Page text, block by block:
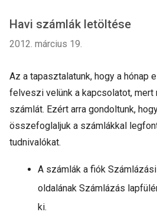
Havi számlák letöltése
2012. március 19.
Az a tapasztalatunk, hogy a hónap
felveszi velünk a kapcsolatot, mert
számlát. Ezért arra gondoltunk,
összefoglaljuk a számlákkal
tudnivalókat.
A számlák a fiók
oldalának Számlázás
ki.